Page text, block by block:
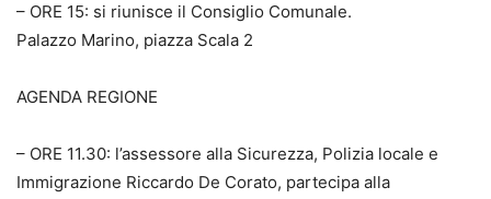
– ORE 15: si riunisce il Consiglio Comunale.
Palazzo Marino, piazza Scala 2
AGENDA REGIONE
– ORE 11.30: l’assessore alla Sicurezza, Polizia locale e
Immigrazione Riccardo De Corato, partecipa alla